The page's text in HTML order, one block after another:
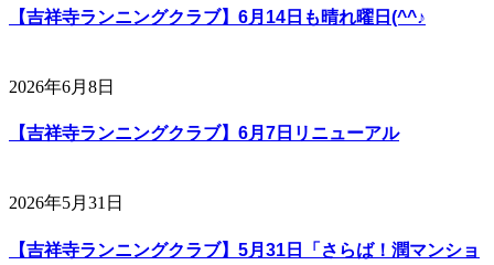
【吉祥寺ランニングクラブ】6月14日も晴れ曜日(^^♪
2026年6月8日
【吉祥寺ランニングクラブ】6月7日リニューアル
2026年5月31日
【吉祥寺ランニングクラブ】5月31日「さらば！潤マンショ